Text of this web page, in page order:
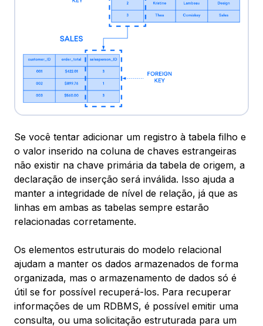
Se você tentar adicionar um registro à tabela filho e
o valor inserido na coluna de chaves estrangeiras
não existir na chave primária da tabela de origem, a
declaração de inserção será inválida. Isso ajuda a
manter a integridade de nível de relação, já que as
linhas em ambas as tabelas sempre estarão
relacionadas corretamente.
Os elementos estruturais do modelo relacional
ajudam a manter os dados armazenados de forma
organizada, mas o armazenamento de dados só é
útil se for possível recuperá-los. Para recuperar
informações de um RDBMS, é possível emitir uma
consulta, ou uma solicitação estruturada para um